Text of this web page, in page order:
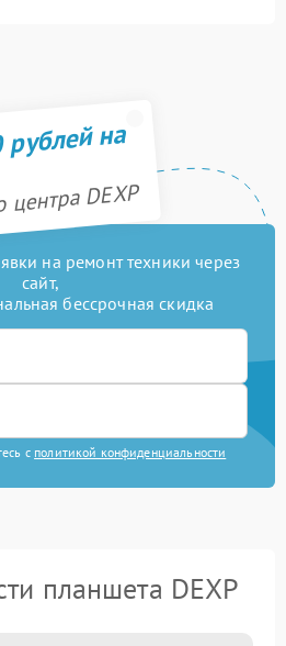
на
DEXP
на ремонт техники через
сайт,
бессрочная скидка
с политикой конфиденциальности
планшета DEXP